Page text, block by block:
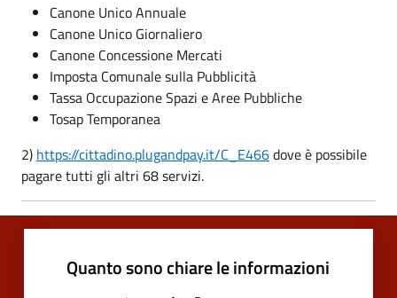
Canone Unico Annuale
Canone Unico Giornaliero
Canone Concessione Mercati
Imposta Comunale sulla Pubblicità
Tassa Occupazione Spazi e Aree Pubbliche
Tosap Temporanea
2) https://cittadino.plugandpay.it/C_E466dove è possibile
pagare tutti gli altri 68 servizi.
Quanto sono chiare le informazioni